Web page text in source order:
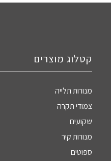
קטלוג מוצרים
מנורות תלייה
צמודי תקרה
שקועים
מנורות קיר
ספוטים